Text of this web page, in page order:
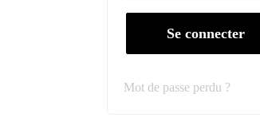
Se connecter
Mot de passe perdu ?